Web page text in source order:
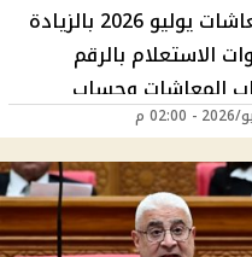
موعد قبض معاشات يوليو 2026 بالزيادة
الاستعلام بالرقم
المعاشات وحساب